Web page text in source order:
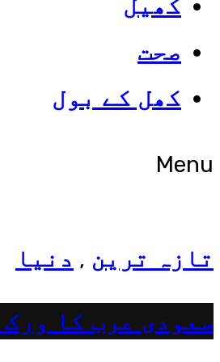
صحت
کھل کے بول
Menu
شوبز
ہانیہ عامر کی
تازہ ترین , دنیا
سعودی عرب کا